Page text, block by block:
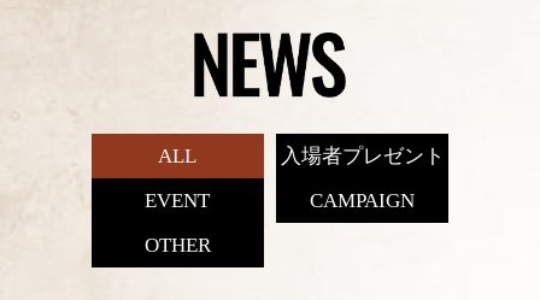
ALL
入場者プレゼント
EVENT
CAMPAIGN
OTHER